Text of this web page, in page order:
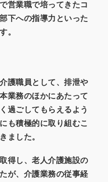
営業職で培ってきたコ
下への指導力といった
。
護職員として、排泄や
業務のほかにあたって
過ごしてもらえるよう
も積極的に取り組むこ
ました。
得し、老人介護施設の
が、介護業務の従事経